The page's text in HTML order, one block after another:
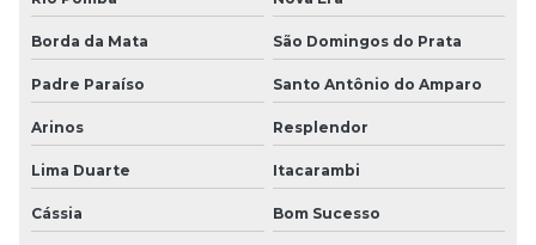
Borda da Mata São Domingos do Prata
Padre Paraíso Santo Antônio do Amparo
Arinos Resplendor
Lima Duarte Itacarambi
Cássia Bom Sucesso